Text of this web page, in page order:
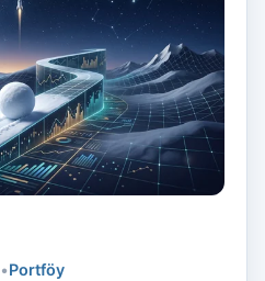
•Portföy